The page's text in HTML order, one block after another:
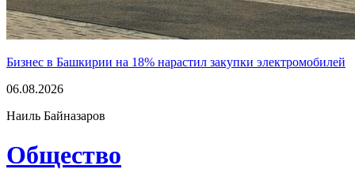
Бизнес в Башкирии на 18% нарастил закупки электромобилей
06.08.2026
Наиль Байназаров
Общество